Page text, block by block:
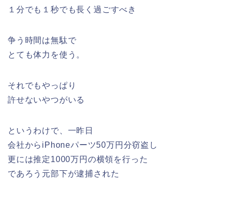
１分でも１秒でも長く過ごすべき
争う時間は無駄で
とても体力を使う。
それでもやっぱり
許せないやつがいる
というわけで、一昨日
会社からiPhoneパーツ50万円分窃盗し
更には推定1000万円の横領を行った
であろう元部下が逮捕された